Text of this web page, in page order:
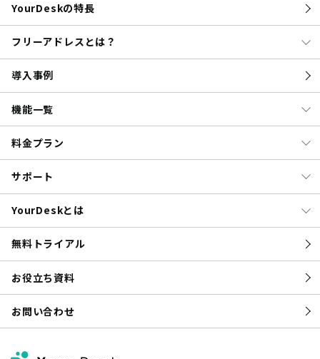
YourDeskの特長
フリーアドレスとは？
導入事例
機能一覧
料金プラン
サポート
YourDeskとは
無料トライアル
お役立ち資料
お問い合わせ